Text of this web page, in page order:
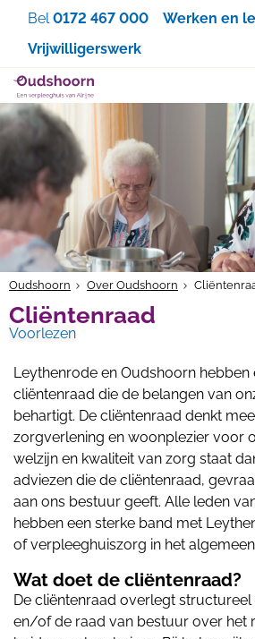
Bel0172 467 000
Werken en
Vrijwilligerswerk
Oudshoorn Over Oudshoorn
Cliëntenraad
Voorlezen
Leythenrode en Oudshoorn hebben
cliëntenraad die de belangen van
behartigt. De cliëntenraad denkt
zorgverlening en woonplezier voor
welzijn en kwaliteit van zorg staat
adviezen die de cliëntenraad,
aan ons bestuur geeft. Alle leden
hebben een sterke band met
of verpleeghuiszorg in het
Wat doet de cliëntenraad?
De cliëntenraad overlegt
en/of de raad van bestuur over het